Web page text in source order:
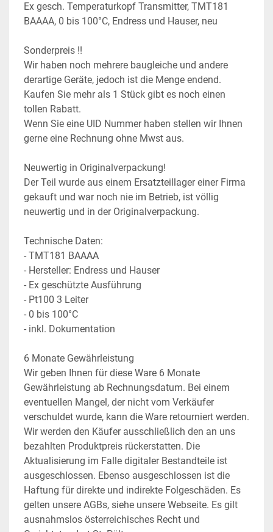
Ex gesch. Temperaturkopf Transmitter, TMT181
BAAAA, 0 bis 100°C, Endress und Hauser, neu
Sonderpreis !!
Wir haben noch mehrere baugleiche und andere
derartige Geräte, jedoch ist die Menge endend.
Kaufen Sie mehr als 1 Stück gibt es noch einen
tollen Rabatt.
Wenn Sie eine UID Nummer haben stellen wir Ihnen
gerne eine Rechnung ohne Mwst aus.
Neuwertig in Originalverpackung!
Der Teil wurde aus einem Ersatzteillager einer Firma
gekauft und war noch nie im Betrieb, ist völlig
neuwertig und in der Originalverpackung.
Technische Daten:
- TMT181 BAAAA
- Hersteller: Endress und Hauser
- Ex geschützte Ausführung
- Pt100 3 Leiter
- 0 bis 100°C
- inkl. Dokumentation
6 Monate Gewährleistung
Wir geben Ihnen für diese Ware 6 Monate
Gewährleistung ab Rechnungsdatum. Bei einem
eventuellen Mangel, der nicht vom Verkäufer
verschuldet wurde, kann die Ware retourniert werden.
Wir werden den Käufer ausschließlich den an uns
bezahlten Produktpreis rückerstatten. Die
Aktualisierung im Falle digitaler Bestandteile ist
ausgeschlossen. Ebenso ausgeschlossen ist die
Haftung für direkte und indirekte Folgeschäden. Es
gelten unsere AGBs, siehe unsere Webseite. Es gilt
ausnahmslos österreichisches Recht und